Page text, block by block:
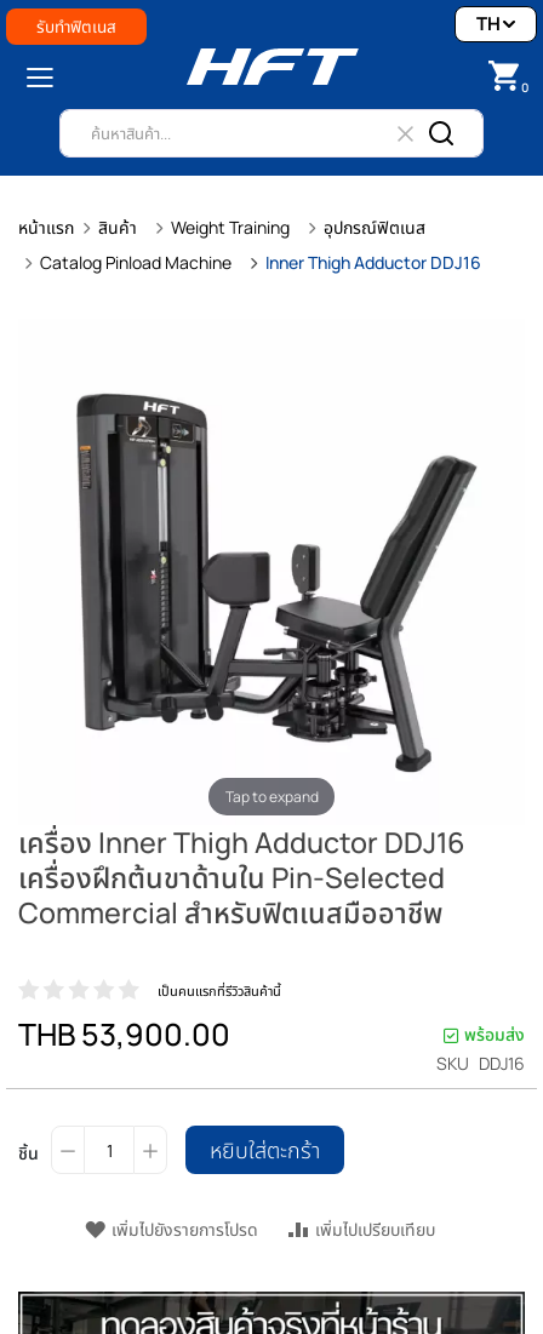
รับทำฟิตเนส
0
TH
หน้าแรก สินค้า Weight Training
อุปกรณ์ฟิตเนส
Catalog Pinload Machine
Inner Thigh Adductor DDJ16
Tap to expand
เครื่อง Inner Thigh Adductor DDJ16
เครื่องฝึกต้นขาด้านใน Pin-Selected
Commercial สำหรับฟิตเนสมืออาชีพ
เป็นคนแรกที่รีวิวสินค้านี้
THB 53,900.00
พร้อมส่ง
SKU DDJ16
ชิ้น หยิบใส่ตะกร้า
เพิ่มไปยังรายการโปรด เพิ่มไปเปรียบเทียบ